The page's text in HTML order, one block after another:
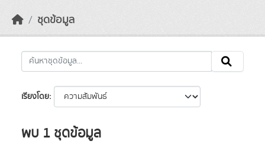
ชุดข้อมูล
เรียงโดย
พบ 1 ชุดข้อมูล